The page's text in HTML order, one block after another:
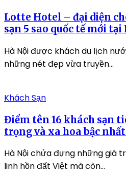
Lotte Hotel – đại diện
sạn 5 sao quốc tế mới tại
Hà Nội được khách du lịch
những nét đẹp vừa truyền...
Khách Sạn
Điểm tên 16 khách sạn
trọng và xa hoa bậc
Hà Nội chứa đựng những giá
linh hồn đất Việt mà còn...